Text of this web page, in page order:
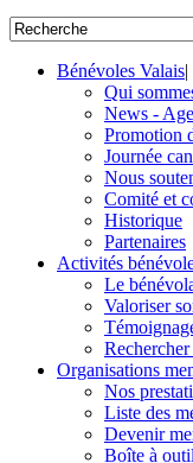
Bénévoles Valais|
Qui
News -
Promotion
Journée
Nous
Comité et
Historique
Partenaires
Activités
Le
Valoriser
Organisations
Nos
Liste des
Devenir
Boîte à